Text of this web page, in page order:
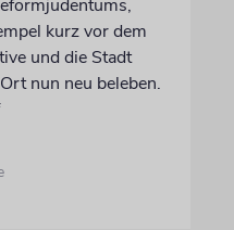
kurz vor dem
und die Stadt
nun neu beleben.